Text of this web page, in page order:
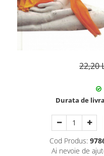
22,20
Durata de
Cod Produs:
Ai nevoie de